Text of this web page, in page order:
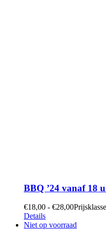
BBQ ’24 vanaf 18
€18,00 - €28,00
Details
Niet op voorraad